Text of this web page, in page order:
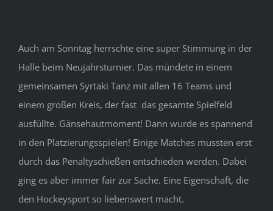
Auch am Sonntag herrschte eine super Stimmung in der
Halle beim Neujahrsturnier. Das mündete in einem
gemeinsamen Syrtaki Tanz mit allen 16 Teams und
einem großen Kreis, der fast das gesamte Spielfeld
ausfüllte. Gänsehautmoment! Dann wurde es spannend
in den Platzierungsspielen! Einige Matches mussten erst
durch das Penaltyschießen entschieden werden. Dabei
ging es aber immer fair zur Sache. Eine Eigenschaft, die
den Hockeysport so liebenswert macht.